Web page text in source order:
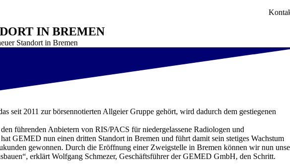
IN BREMEN
Standort in Bremen
seit 2011 zur börsennotierten Allgeier Gruppe gehört, wird dadurch dem gestiegenen
führenden Anbietern von RIS/PACS für niedergelassene Radiologen und
GEMED nun einen dritten Standort in Bremen und führt damit sein stetiges Wachstum
gewonnen. Durch die Eröffnung einer Zweigstelle in Bremen können wir nun
erklärt Wolfgang Schmezer, Geschäftsführer der GEMED GmbH, den Schritt.